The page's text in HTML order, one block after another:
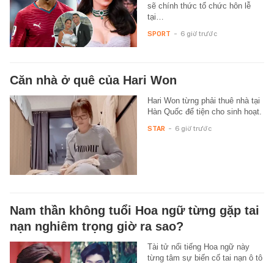
sẽ chính thức tổ chức hôn lễ
tại…
SPORT - 6 giờ trước
Căn nhà ở quê của Hari Won
Hari Won từng phải thuê nhà tại
Hàn Quốc để tiện cho sinh hoạt.
STAR - 6 giờ trước
Nam thần không tuổi Hoa ngữ từng gặp tai
nạn nghiêm trọng giờ ra sao?
Tài tử nổi tiếng Hoa ngữ này
từng tâm sự biến cố tai nạn ô tô